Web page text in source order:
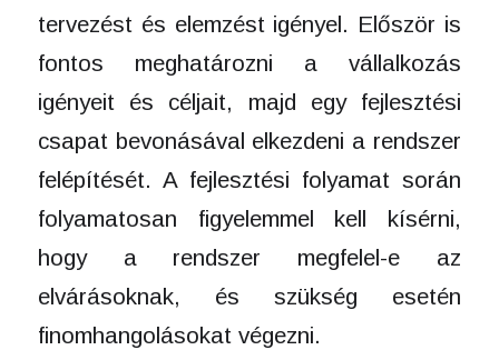
tervezést és elemzést igényel. Először is
fontos meghatározni a vállalkozás
igényeit és céljait, majd egy fejlesztési
csapat bevonásával elkezdeni a rendszer
felépítését. A fejlesztési folyamat során
folyamatosan figyelemmel kell kísérni,
hogy a rendszer megfelel-e az
elvárásoknak, és szükség esetén
finomhangolásokat végezni.